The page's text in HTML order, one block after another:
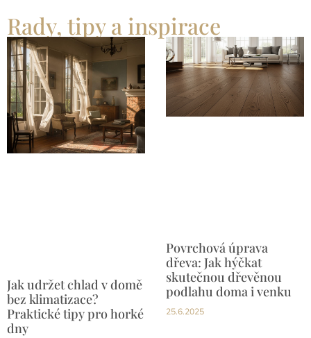
Rady, tipy a inspirace
Jak udržet chlad v domě
bez klimatizace?
Praktické tipy pro horké
dny
Povrchová úprava
dřeva: Jak hýčkat
skutečnou dřevěnou
podlahu doma i venku
25.6.2025